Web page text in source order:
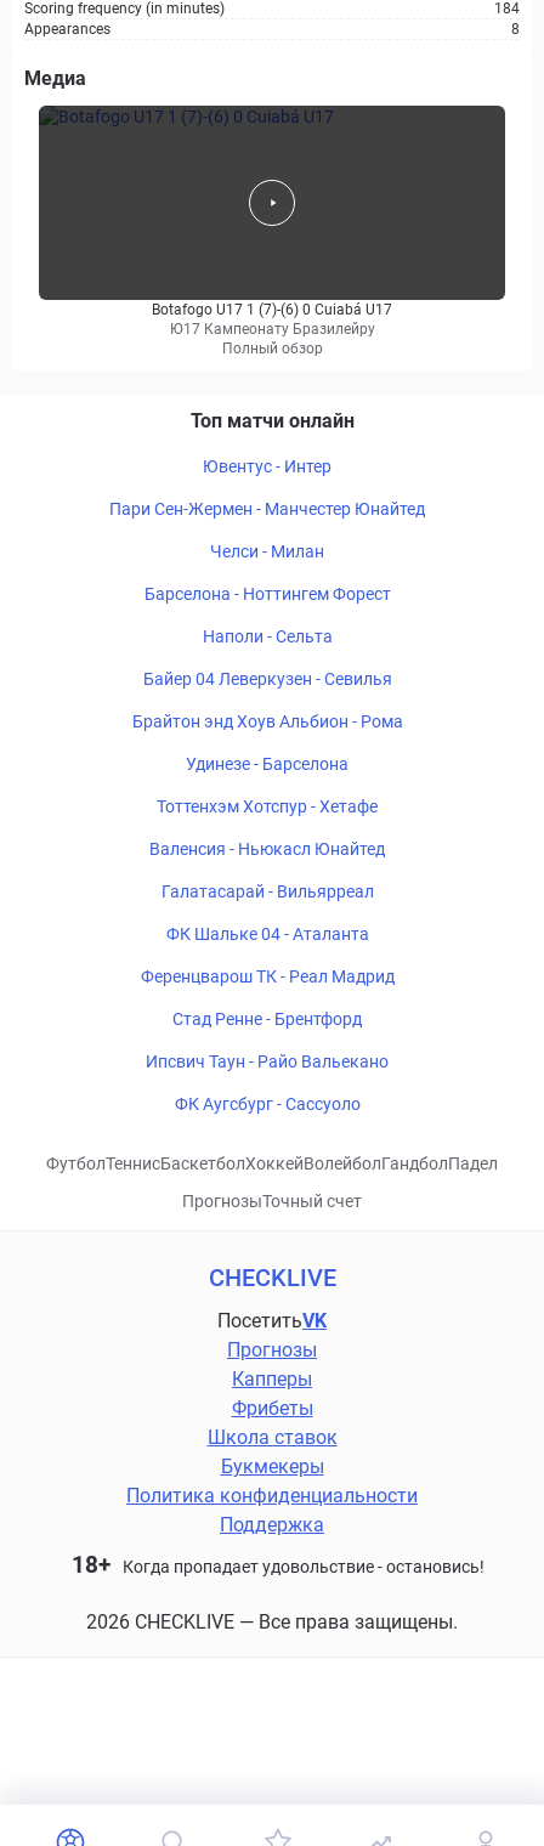
Scoring frequency (in minutes)
184
Appearances
8
Медиа
Botafogo U17 1 (7)-(6) 0 Cuiabá U17
Ю17 Кампеонату Бразилейру
Полный обзор
Топ матчи онлайн
Ювентус - Интер
Пари Сен-Жермен - Манчестер Юнайтед
Челси - Милан
Барселона - Ноттингем Форест
Наполи - Сельта
Байер 04 Леверкузен - Севилья
Брайтон энд Хоув Альбион - Рома
Удинезе - Барселона
Тоттенхэм Хотспур - Хетафе
Валенсия - Ньюкасл Юнайтед
Галатасарай - Вильярреал
ФК Шальке 04 - Аталанта
Ференцварош ТК - Реал Мадрид
Стад Ренне - Брентфорд
Ипсвич Таун - Райо Вальекано
ФК Аугсбург - Сассуоло
ФутболТеннисБаскетболХоккейВолейболГандболПадел
ПрогнозыТочный счет
CHECKLIVE
ПосетитьVK
Прогнозы
Капперы
Фрибеты
Школа ставок
Букмекеры
Политика конфиденциальности
Поддержка
18+ Когда пропадает удовольствие - остановись!
2026 CHECKLIVE — Все права защищены.